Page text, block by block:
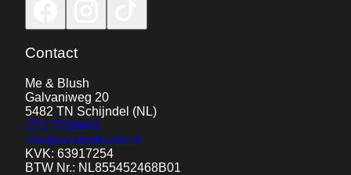
Contact
Me & Blush
Galvaniweg 20
5482 TN Schijndel (NL)
073-7200441
info@meandblush.nl
KVK: 63917254
BTW Nr.: NL855452468B01